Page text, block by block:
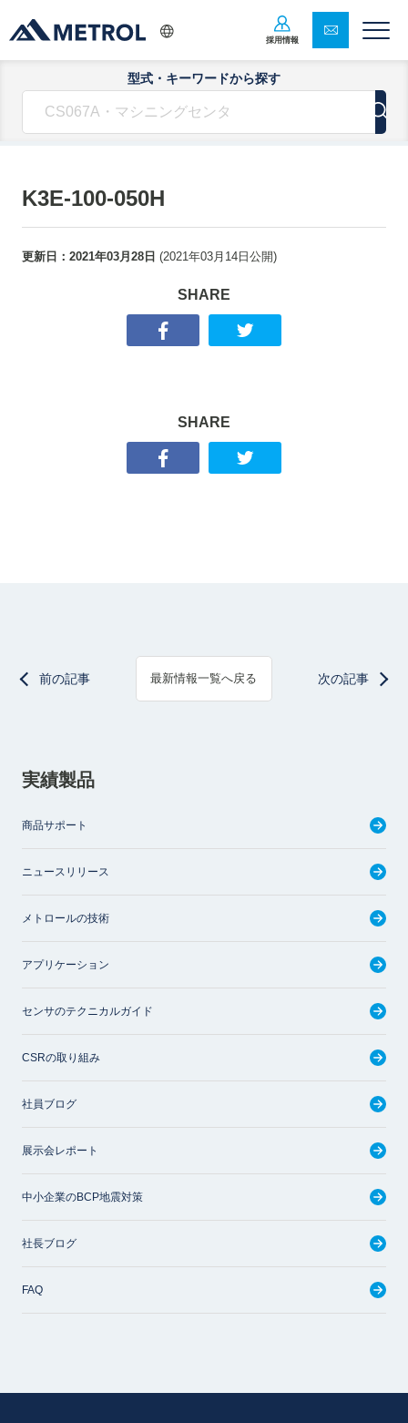
採用情報
型式・キーワードから探す
K3E-100-050H
更新日： 2021年03月28日 (2021年03月14日 公開)
SHARE
SHARE
前の記事 最新情報一覧へ戻る 次の記事
実績製品
商品サポート
ニュースリリース
メトロールの技術
アプリケーション
センサのテクニカルガイド
CSRの取り組み
社員ブログ
展示会レポート
中小企業のBCP地震対策
社長ブログ
FAQ